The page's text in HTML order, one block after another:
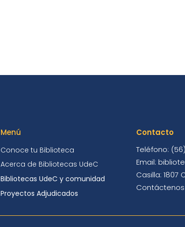
Menú
Conoce tu Biblioteca
Acerca de Bibliotecas UdeC
Bibliotecas UdeC y comunidad
Proyectos Adjudicados
Contacto
Teléfono:
Email:
Casilla: 1807
Contáctenos